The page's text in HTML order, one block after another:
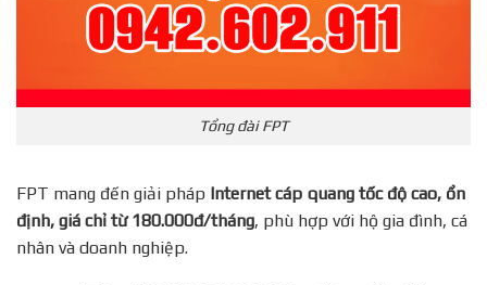
Tổng đài FPT
FPT mang đến giải pháp Internet cáp quang tốc độ cao, ổn
định, giá chỉ từ 180.000đ/tháng, phù hợp với hộ gia đình, cá
nhân và doanh nghiệp.